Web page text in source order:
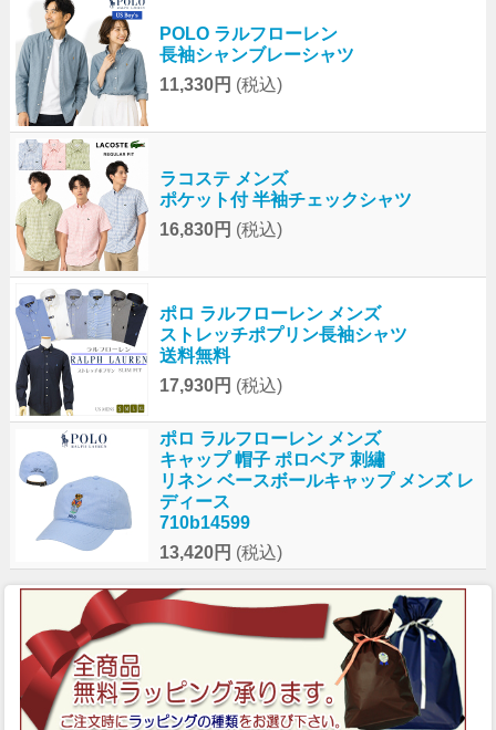
POLO ラルフローレン
長袖シャンブレーシャツ
11,330円 (税込)
ラコステ メンズ
ポケット付 半袖チェックシャツ
16,830円 (税込)
ポロ ラルフローレン メンズ
ストレッチポプリン長袖シャツ
送料無料
17,930円 (税込)
ポロ ラルフローレン メンズ
キャップ 帽子 ポロベア 刺繡
リネン ベースボールキャップ メンズ レ
ディース
710b14599
13,420円 (税込)